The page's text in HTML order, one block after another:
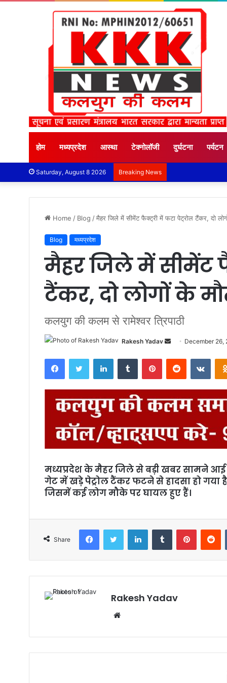
होम मध्यप्रदेश आस्था टेक्नोलॉजी दुर्घटना पर्यटन
Saturday, August 8 2026 Breaking News
Home / Blog /मैहर जिले में सीमेंट फैक्ट्री में फटा पेट्रोल टैंकर, दो
Blog मध्यप्रदेश
मैहर जिले में सीमेंट
टैंकर, दो लोगों के
कलयुग की कलम से रामेश्वर त्रिपाठी
Rakesh Yadav
n
d
a
n
e
m
a
i
December 26,
मध्यप्रदेश के मैहर जिले से बड़ी खबर सामने आई
गेट में खड़े पेट्रोल टैंकर फटने से हादसा हो गया
जिसमें कई लोग मौके पर घायल हुए हैं।
Share
Rakesh Yadav
b
s